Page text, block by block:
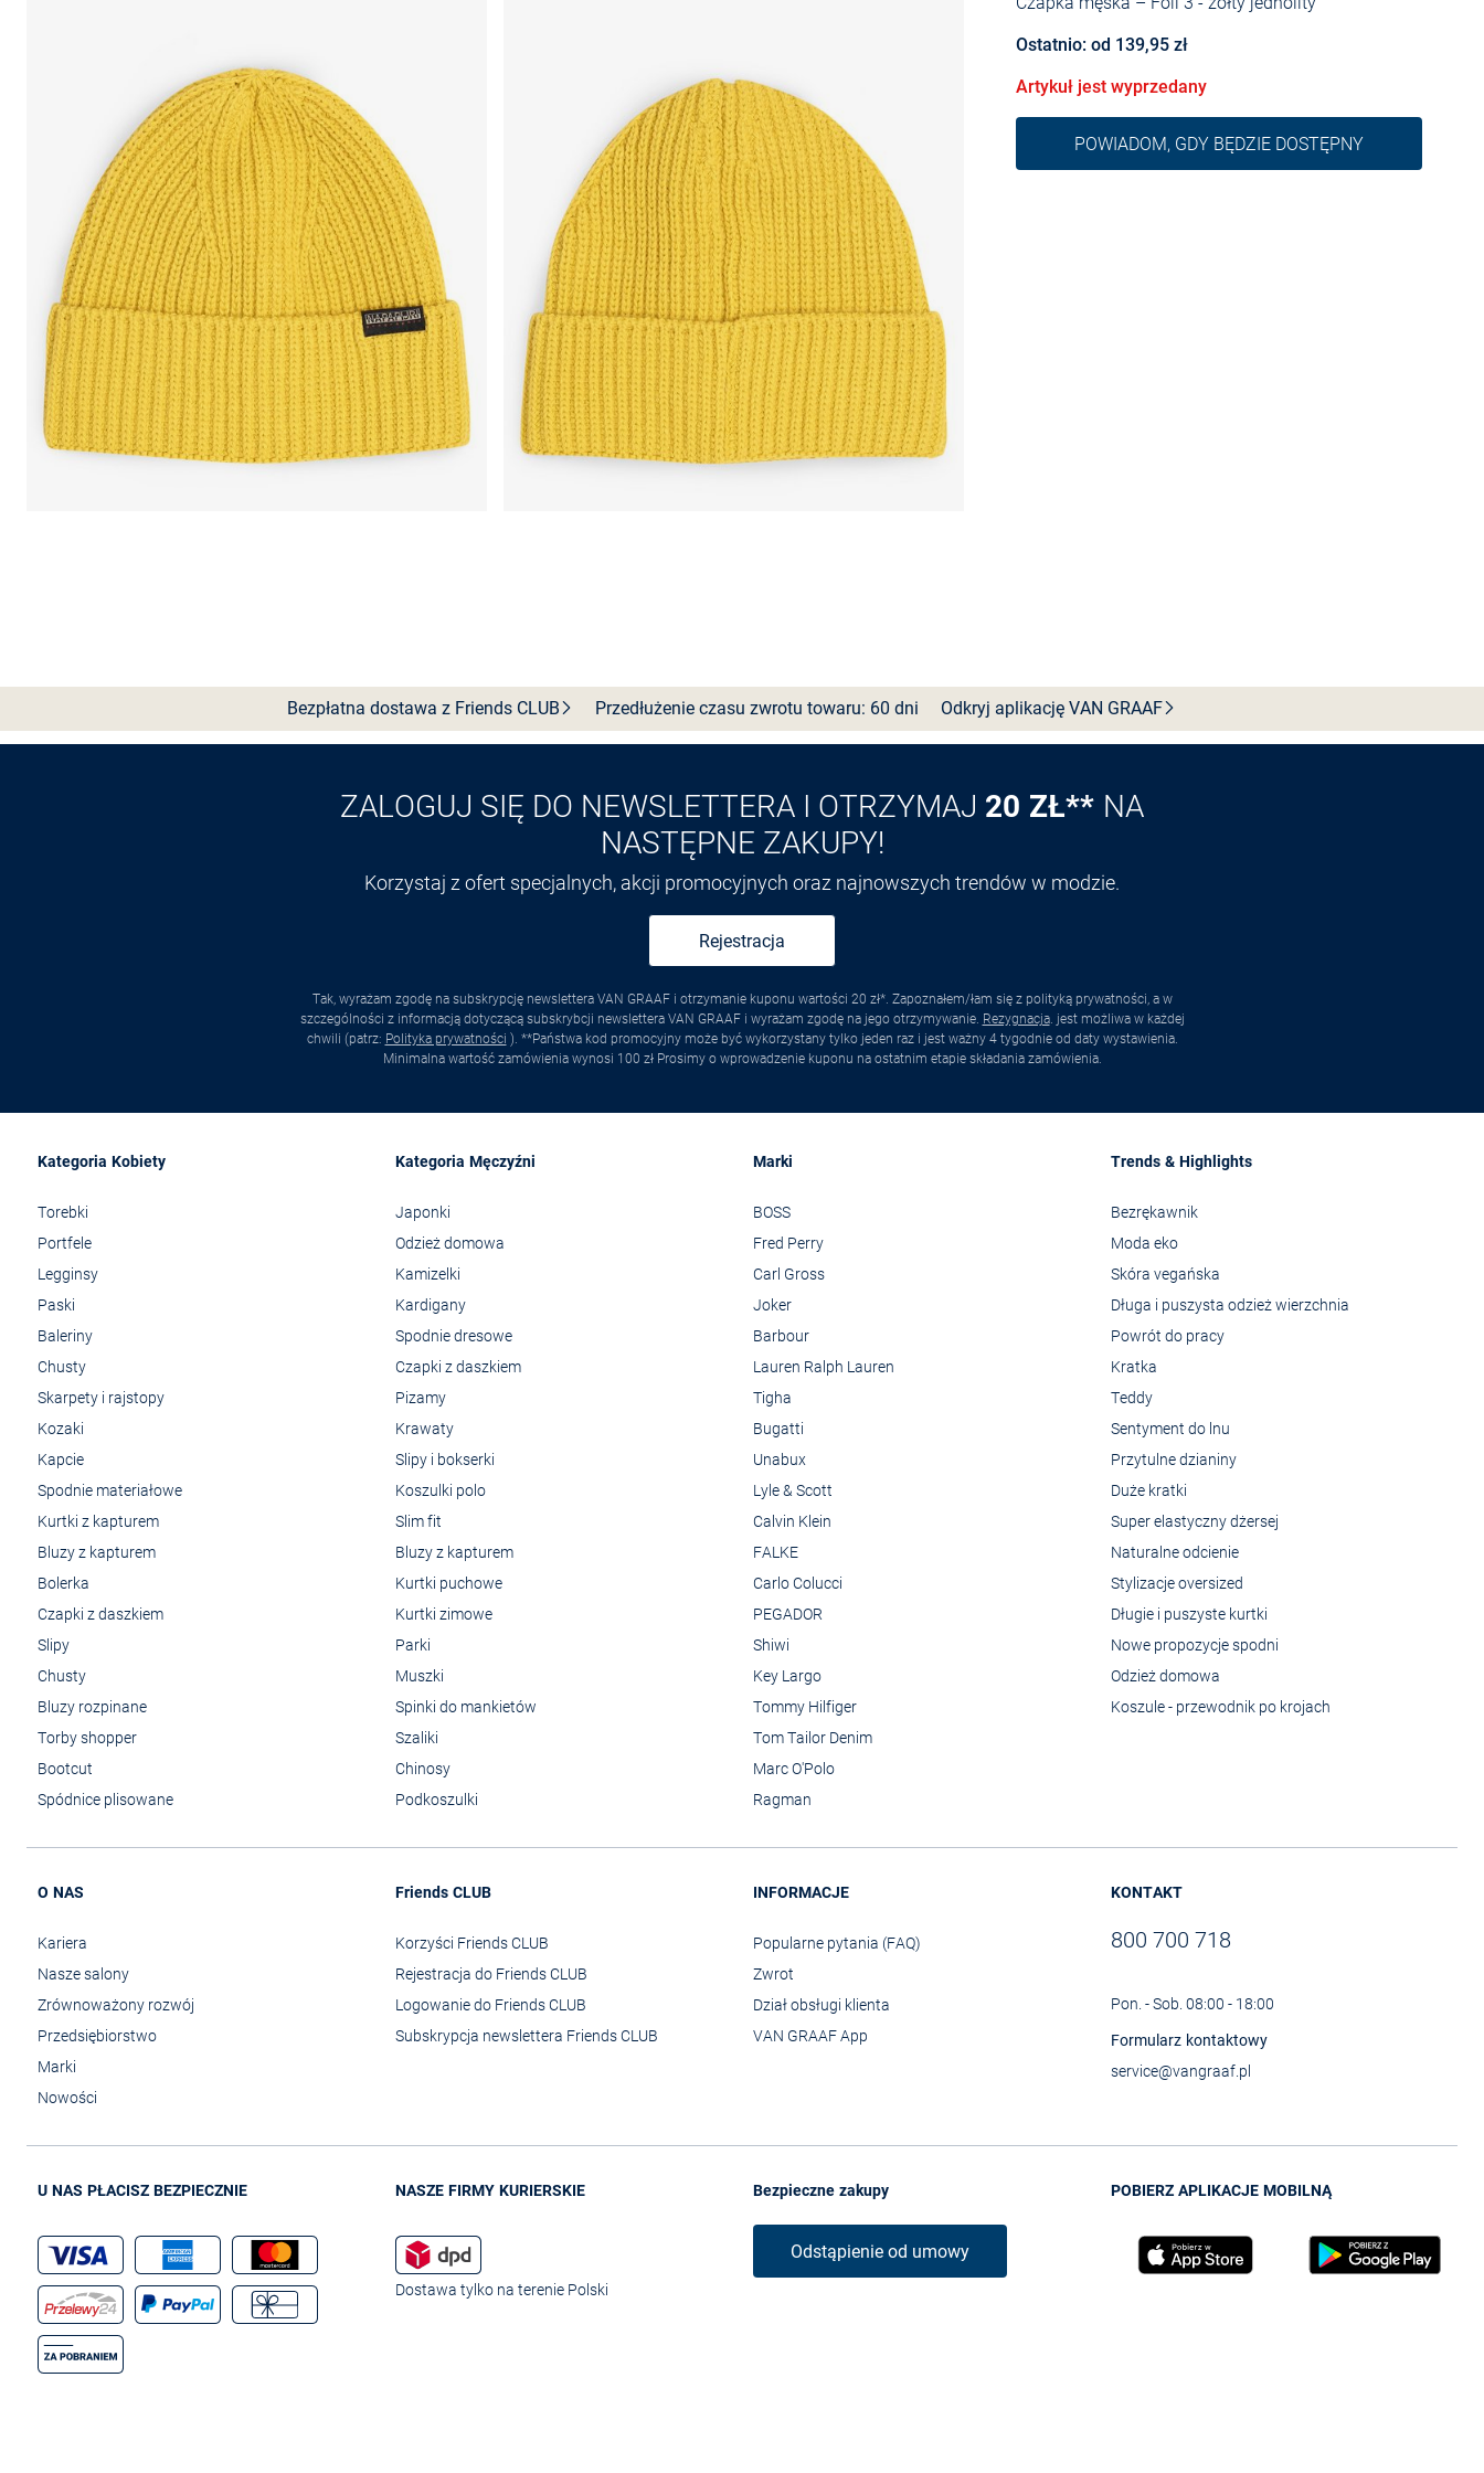
Ostatnio: od 139,95 zł
Artykuł jest wyprzedany
POWIADOM, GDY BĘDZIE DOSTĘPNY
Bezpłatna dostawa z FriendsCLUB Przedłużenie czasu zwrotu towaru: 60 dni Odkryj aplikację VAN GRAAF
ZALOGUJ SIĘ DO NEWSLETTERA I OTRZYMAJ 20 ZŁ** NA
NASTĘPNE ZAKUPY!
Korzystaj z ofert specjalnych, akcji promocyjnych oraz najnowszych trendów w modzie.
Rejestracja
Tak, wyrażam zgodę na subskrypcję newslettera VAN GRAAF i otrzymanie kuponu wartości 20 zł*. Zapoznałem/łam się z polityką prywatności, a w
szczególności z informacją dotyczącą subskrybcji newslettera VAN GRAAF i wyrażam zgodę na jego otrzymywanie. Rezygnacja. jest możliwa w każdej
chwili (patrz: Polityka prywatności ). **Państwa kod promocyjny może być wykorzystany tylko jeden raz i jest ważny 4 tygodnie od daty wystawienia.
Minimalna wartość zamówienia wynosi 100 zł Prosimy o wprowadzenie kuponu na ostatnim etapie składania zamówienia.
Kategoria Kobiety
Torebki
Portfele
Legginsy
Paski
Baleriny
Chusty
Skarpety i rajstopy
Kozaki
Kapcie
Spodnie materiałowe
Kurtki z kapturem
Bluzy z kapturem
Bolerka
Czapki z daszkiem
Slipy
Chusty
Bluzy rozpinane
Torby shopper
Bootcut
Spódnice plisowane
Kategoria Męczyźni
Japonki
Odzież domowa
Kamizelki
Kardigany
Spodnie dresowe
Czapki z daszkiem
Pizamy
Krawaty
Slipy i bokserki
Koszulki polo
Slim fit
Bluzy z kapturem
Kurtki puchowe
Kurtki zimowe
Parki
Muszki
Spinki do mankietów
Szaliki
Chinosy
Podkoszulki
Marki
BOSS
Fred Perry
Carl Gross
Joker
Barbour
Lauren Ralph Lauren
Tigha
Bugatti
Unabux
Lyle & Scott
Calvin Klein
FALKE
Carlo Colucci
PEGADOR
Shiwi
Key Largo
Tommy Hilfiger
Tom Tailor Denim
Marc O'Polo
Ragman
Trends & Highlights
Bezrękawnik
Moda eko
Skóra vegańska
Długa i puszysta odzież wierzchnia
Powrót do pracy
Kratka
Teddy
Sentyment do lnu
Przytulne dzianiny
Duże kratki
Super elastyczny dżersej
Naturalne odcienie
Stylizacje oversized
Długie i puszyste kurtki
Nowe propozycje spodni
Odzież domowa
Koszule - przewodnik po krojach
O NAS
Kariera
Nasze salony
Zrównoważony rozwój
Przedsiębiorstwo
Marki
Nowości
Friends CLUB
Korzyści Friends CLUB
Rejestracja do Friends CLUB
Logowanie do Friends CLUB
Subskrypcja newslettera Friends CLUB
INFORMACJE
Popularne pytania (FAQ)
Zwrot
Dział obsługi klienta
VAN GRAAF App
KONTAKT
800 700 718
Pon. - Sob. 08:00 - 18:00
Formularz kontaktowy
service@vangraaf.pl
U NAS PŁACISZ BEZPIECZNIE NASZE FIRMY KURIERSKIE
Dostawa tylko na terenie Polski
Bezpieczne zakupy
Odstąpienie od umowy
POBIERZ APLIKACJE MOBILNĄ